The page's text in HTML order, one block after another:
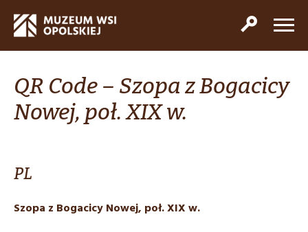
QR Code – Szopa z Bogacicy
Nowej, poł. XIX w.
PL
Szopa z Bogacicy Nowej, poł.XIX w.